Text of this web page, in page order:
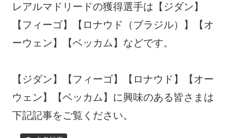
レアルマドリードの獲得選手は【ジダン】
【フィーゴ】【ロナウド（ブラジル）】【オ
ーウェン】【ベッカム】などです。
【ジダン】【フィーゴ】【ロナウド】【オー
ウェン】【ベッカム】に興味のある皆さまは
下記記事をご覧ください。